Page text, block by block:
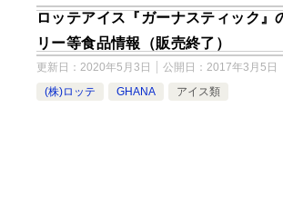
ロッテアイス『ガーナスティック』
リー等食品情報（販売終了）
更新日： 2020年5月3日 公開日： 2017年3月5日
(株)ロッテ
GHANA アイス類